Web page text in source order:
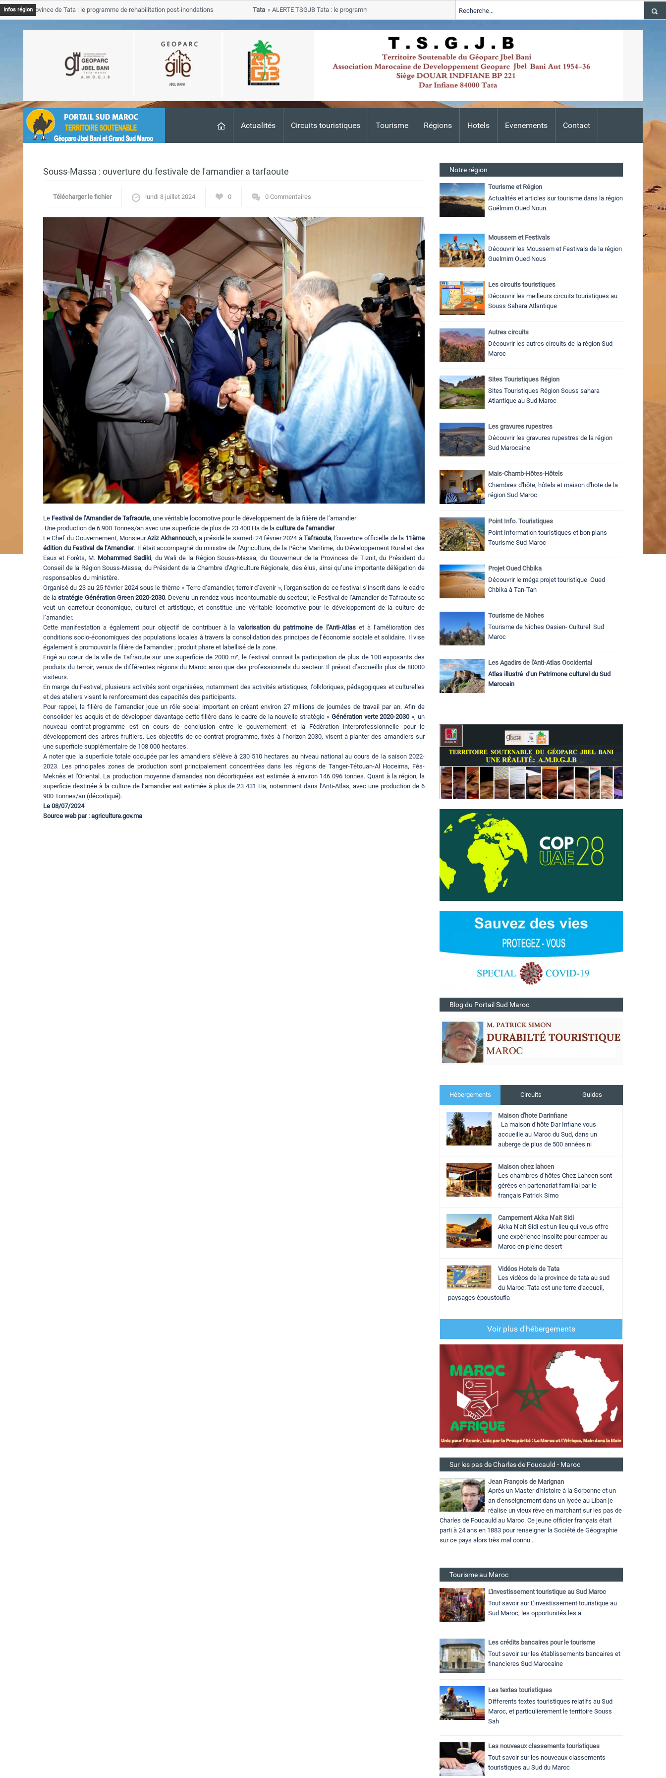
Actualités Circuits touristiques Tourisme Régions Hotels Evenements Contact
Infos région
Province de Tata : le programme de rehabilitation post-inondations
ALERTE TSGJB Tata : le programme de rehabilitation post-inondations 2024-2026
progresse dans les zones sinistrees
ALERTE TSGJB Tata : l’ANDZOA lance
Adis
Souss-Massa : ouverture du festivale de l'amandier a tarfaoute
Télécharger le fichier lundi 8 juillet 2024 0 0 Commentaires
Le Festival de l’Amandier de Tafraoute, une véritable locomotive pour le développement de la filière de l’amandier
·Une production de 6 900 Tonnes/an avec une superficie de plus de 23 400 Ha de la culture de l’amandier
Le Chef du Gouvernement, MonsieurAziz Akhannouch, a présidé le samedi 24 février 2024 à Tafraoute, l’ouverture officielle de la 11ème
édition du Festival de l’Amandier. Il était accompagné du ministre de l’Agriculture, de la Pêche Maritime, du Développement Rural et des
Eaux et Forêts, M. Mohammed Sadiki, du Wali de la Région Souss-Massa, du Gouverneur de la Provinces de Tiznit, du Président du
Conseil de la Région Souss-Massa, du Président de la Chambre d’Agriculture Régionale, des élus, ainsi qu’une importante délégation de
responsables du ministère.
Organisé du 23 au 25 février 2024 sous le thème « Terre d’amandier, terroir d’avenir », l’organisation de ce festival s’inscrit dans le cadre
de lastratégie Génération Green 2020-2030. Devenu un rendez-vous incontournable du secteur, le Festival de l’Amandier de Tafraoute se
veut un carrefour économique, culturel et artistique, et constitue une véritable locomotive pour le développement de la culture de
l’amandier.
Cette manifestation a également pour objectif de contribuer à lavalorisation du patrimoine de l’Anti-Atlaset à l’amélioration des
conditions socio-économiques des populations locales à travers la consolidation des principes de l’économie sociale et solidaire. Il vise
également à promouvoir la filière de l’amandier ; produit phare et labellisé de la zone.
Erigé au cœur de la ville de Tafraoute sur une superficie de 2000 m², le festival connait la participation de plus de 100 exposants des
produits du terroir, venus de différentes régions du Maroc ainsi que des professionnels du secteur. Il prévoit d’accueillir plus de 80000
visiteurs.
En marge du Festival, plusieurs activités sont organisées, notamment des activités artistiques, folkloriques, pédagogiques et culturelles
et des ateliers visant le renforcement des capacités des participants.
Pour rappel, la filière de l’amandier joue un rôle social important en créant environ 27 millions de journées de travail par an. Afin de
consolider les acquis et de développer davantage cette filière dans le cadre de la nouvelle stratégie « Génération verte 2020-2030 », un
nouveau contrat-programme est en cours de conclusion entre le gouvernement et la Fédération interprofessionnelle pour le
développement des arbres fruitiers. Les objectifs de ce contrat-programme, fixés à l’horizon 2030, visent à planter des amandiers sur
une superficie supplémentaire de 108 000 hectares.
A noter que la superficie totale occupée par les amandiers s'élève à 230 510 hectares au niveau national au cours de la saison 2022-
2023. Les principales zones de production sont principalement concentrées dans les régions de Tanger-Tétouan-Al Hoceima, Fès-
Meknès et l'Oriental. La production moyenne d'amandes non décortiquées est estimée à environ 146 096 tonnes. Quant à la région, la
superficie destinée à la culture de l’amandier est estimée à plus de 23 431 Ha, notamment dans l’Anti-Atlas, avec une production de 6
900 Tonnes/an (décortiqué).
Le 08/07/2024
Source web par : agriculture.gov.ma
Notre région
Tourisme et Région
Actualités et articles sur tourisme dans la région
Guélmim Oued Noun.
Moussem et Festivals
Découvrir les Moussem et Festivals de la région
Guelmim Oued Nous
Les circuits touristiques
Découvrir les meilleurs circuits touristiques au
Souss Sahara Atlantique
Autres circuits
Découvrir les autres circuits de la région Sud
Maroc
Sites Touristiques Région
Sites Touristiques Région Souss sahara
Atlantique au Sud Maroc
Les gravures rupestres
Découvrir les gravures rupestres de la région
Sud Marocaine
Mais-Chamb-Hôtes-Hôtels
Chambres d'hôte, hôtels et maison d'hote de la
région Sud Maroc
Point Info. Touristiques
Point Information touristiques et bon plans
Tourisme Sud Maroc
Projet Oued Chbika
Découvrir le méga projet touristique Oued
Chbika à Tan-Tan
Tourisme de Niches
Tourisme de Niches Oasien- Culturel Sud
Maroc
Les Agadirs de l'Anti-Atlas Occidental
Atlas illustré d'un Patrimone culturel du Sud
Marocain
Blog du Portail Sud Maroc
Hébergements Circuits Guides
Maison d'hote Darinfiane
La maison d’hôte Dar Infiane vous
accueille au Maroc du Sud, dans un
auberge de plus de 500 années ni
Maison chez lahcen
Les chambres d’hôtes Chez Lahcen sont
gérées en partenariat familial par le
français Patrick Simo
Campement Akka N'ait Sidi
Akka N'ait Sidi est un lieu qui vous offre
une expérience insolite pour camper au
Maroc en pleine desert
Vidéos Hotels de Tata
Les vidéos de la province de tata au sud
du Maroc: Tata est une terre d'accueil,
paysages époustoufla
Voir plus d'hébergements
Sur les pas de Charles de Foucauld - Maroc
Jean François de Marignan
Après un Master d'histoire à la Sorbonne et un
an d'enseignement dans un lycée au Liban je
réalise un vieux rêve en marchant sur les pas de
Charles de Foucauld au Maroc. Ce jeune officier français était
parti à 24 ans en 1883 pour renseigner la Société de Géographie
sur ce pays alors très mal connu...
Tourisme au Maroc
L'investissement touristique au Sud Maroc
Tout savoir sur L'investissement touristique au
Sud Maroc, les opportunités les a
Les crédits bancaires pour le tourisme
Tout savoir sur les établissements bancaires et
financieres Sud Marocaine
Les textes touristiques
Differents textes touristiques relatifs au Sud
Maroc, et particulierement le territoire Souss
Sah
Les nouveaux classements touristiques
Tout savoir sur les nouveaux classements
touristiques au Sud du Maroc